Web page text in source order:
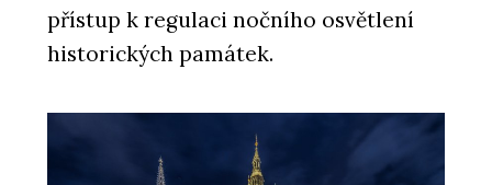
přístup k regulaci nočního osvětlení
historických památek.